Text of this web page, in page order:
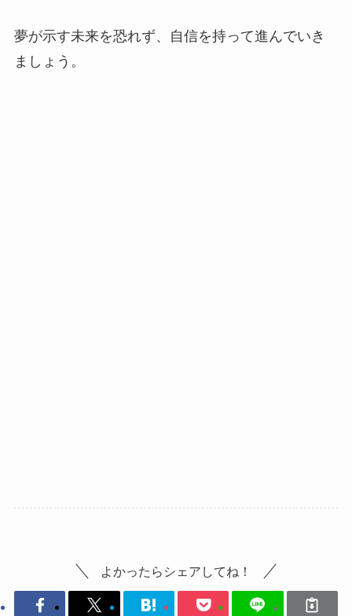
夢が示す未来を恐れず、自信を持って進んでいき
ましょう。
よかったらシェアしてね！